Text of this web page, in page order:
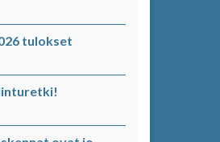
tulokset